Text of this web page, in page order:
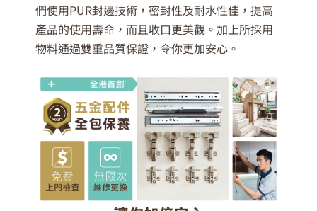
們使用PUR封邊技術，密封性及耐水性佳，提高
產品的使用壽命，而且收口更美觀。加上所採用
物料通過雙重品質保證，令你更加安心。